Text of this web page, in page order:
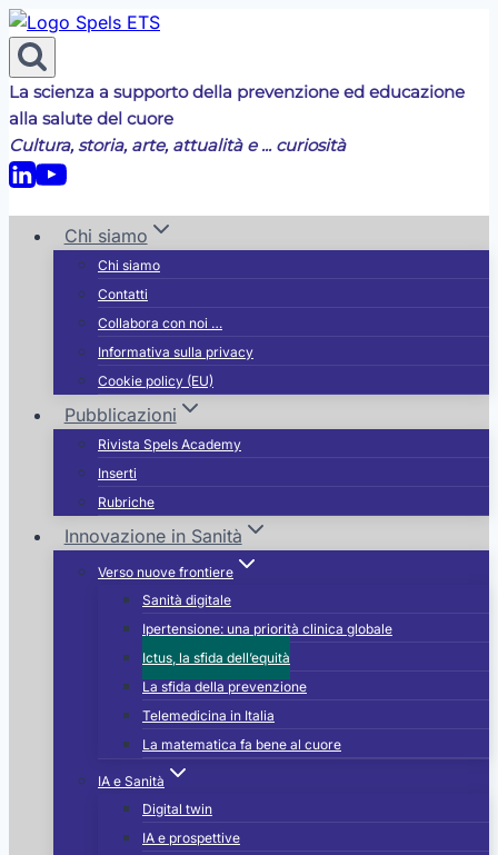
Salta
al
contenuto
La scienza a supporto della prevenzione ed educazione
alla salute del cuore
Cultura, storia, arte, attualità e ... curiosità
Chi siamo
Chi siamo
Contatti
Collabora con noi …
Informativa sulla privacy
Cookie policy (EU)
Pubblicazioni
Rivista Spels Academy
Inserti
Rubriche
Innovazione in Sanità
Verso nuove frontiere
Sanità digitale
Ipertensione: una priorità clinica globale
Ictus, la sfida dell’equità
La sfida della prevenzione
Telemedicina in Italia
La matematica fa bene al cuore
IA e Sanità
Digital twin
IA e prospettive